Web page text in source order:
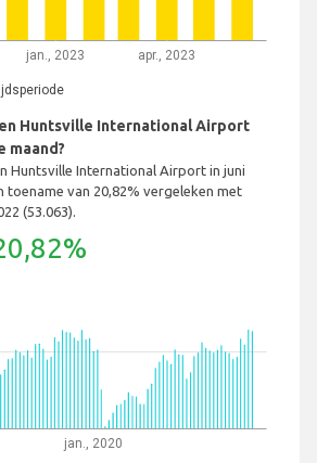
jan., 2023 apr., 2023
Huntsville International Airport
maand?
Huntsville International Airport in juni
van 20,82% vergeleken met
(53.063).
jan., 2020